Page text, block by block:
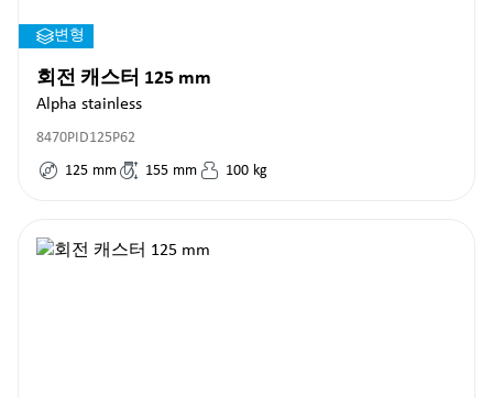
변형
회전 캐스터 125 mm
Alpha stainless
8470PID125P62
125 mm 155 mm 100 kg